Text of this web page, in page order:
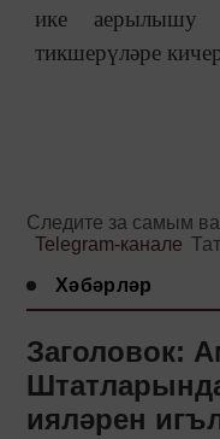
ике аерылышу
тикшерүләре
Следите за самым
Telegram-канале
Хәбәрләр
Заголовок:
ияләрен